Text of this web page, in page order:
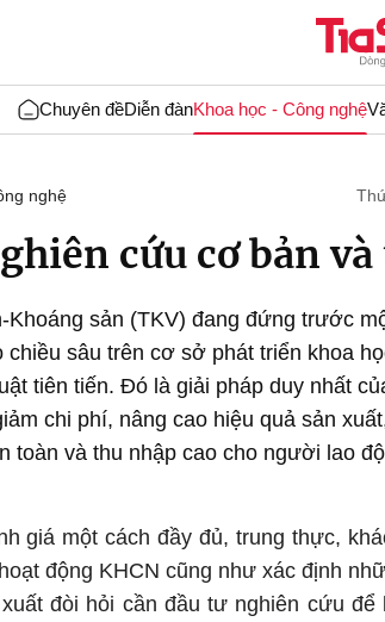
Chuyên đềDiễn đànKhoa học - Công nghệ
nghệ
cứu cơ bản
Khoáng sản (TKV) đang đứng trước
chiều sâu trên cơ sở phát triển khoa
tiên tiến. Đó là giải pháp duy nhất
chi phí, nâng cao hiệu quả sản
toàn và thu nhập cao cho người lao
giá một cách đầy đủ, trung thực,
động KHCN cũng như xác định
đòi hỏi cần đầu tư nghiên cứu để